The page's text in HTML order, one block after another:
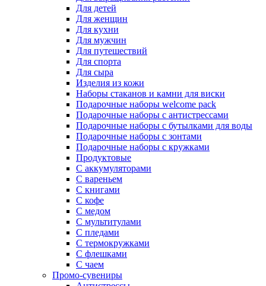
Для детей
Для женщин
Для кухни
Для мужчин
Для путешествий
Для спорта
Для сыра
Изделия из кожи
Наборы стаканов и камни для виски
Подарочные наборы welcome pack
Подарочные наборы с антистрессами
Подарочные наборы с бутылками для воды
Подарочные наборы с зонтами
Подарочные наборы с кружками
Продуктовые
С аккумуляторами
С вареньем
С книгами
С кофе
С медом
С мультитулами
С пледами
С термокружками
С флешками
С чаем
Промо-сувениры